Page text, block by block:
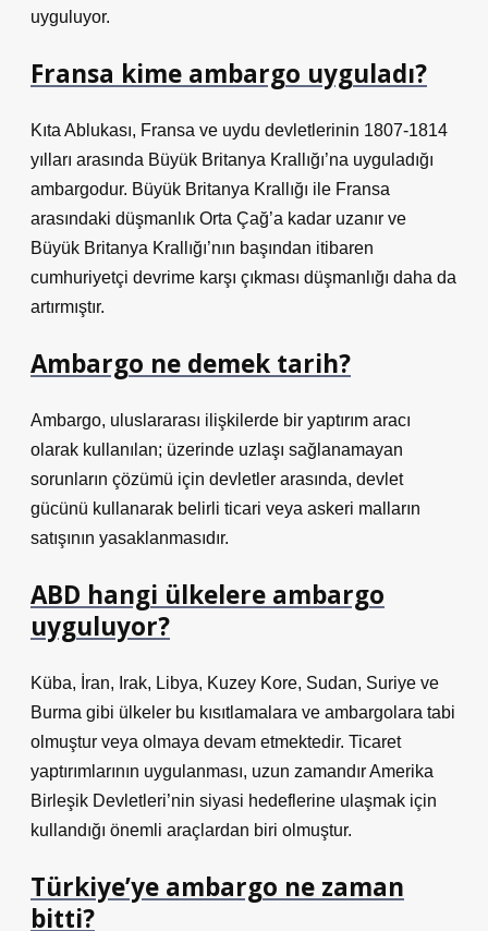
uyguluyor.
Fransa kime ambargo uyguladı?
Kıta Ablukası, Fransa ve uydu devletlerinin 1807-1814
yılları arasında Büyük Britanya Krallığı’na uyguladığı
ambargodur. Büyük Britanya Krallığı ile Fransa
arasındaki düşmanlık Orta Çağ’a kadar uzanır ve
Büyük Britanya Krallığı’nın başından itibaren
cumhuriyetçi devrime karşı çıkması düşmanlığı daha da
artırmıştır.
Ambargo ne demek tarih?
Ambargo, uluslararası ilişkilerde bir yaptırım aracı
olarak kullanılan; üzerinde uzlaşı sağlanamayan
sorunların çözümü için devletler arasında, devlet
gücünü kullanarak belirli ticari veya askeri malların
satışının yasaklanmasıdır.
ABD hangi ülkelere ambargo
uyguluyor?
Küba, İran, Irak, Libya, Kuzey Kore, Sudan, Suriye ve
Burma gibi ülkeler bu kısıtlamalara ve ambargolara tabi
olmuştur veya olmaya devam etmektedir. Ticaret
yaptırımlarının uygulanması, uzun zamandır Amerika
Birleşik Devletleri’nin siyasi hedeflerine ulaşmak için
kullandığı önemli araçlardan biri olmuştur.
Türkiye’ye ambargo ne zaman
bitti?